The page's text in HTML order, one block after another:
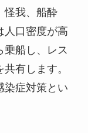
怪我、船酔
人口密度が高
乗船し、レス
有します。
染症対策とい